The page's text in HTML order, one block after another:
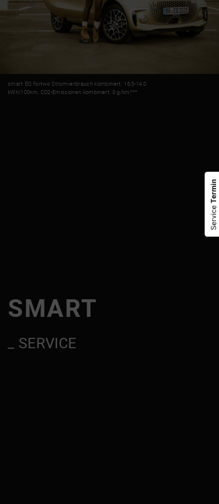
smart EQ fortwo Stromverbrauch kombiniert: 16,5-14,0
kWh/100km, CO2-Emissionen kombiniert: 0 g/km***
SMART
_ SERVICE
Service Termin